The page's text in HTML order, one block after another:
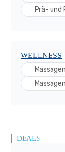
Prä- und
WELLNESS
DEALS